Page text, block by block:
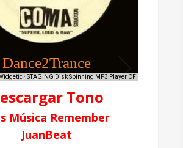
Tono
Música Remember
JuanBeat